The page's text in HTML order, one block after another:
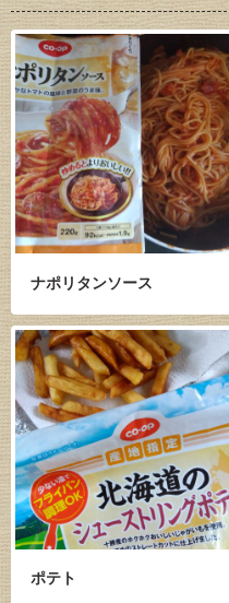
ナポリタンソース
ポテト